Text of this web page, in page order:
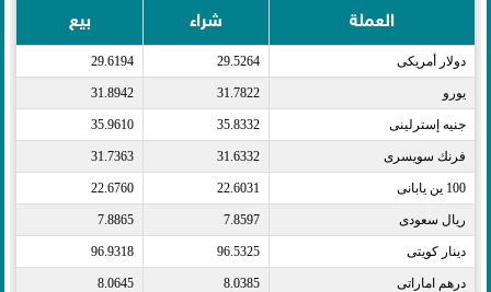
العملة شراء بيع
دولار أمريكى​ 29.5264
29.6194
يورو​ 31.7822
31.8942
جنيه إسترلينى​ 35.8332
35.9610
فرنك سويسرى​ 31.6332
31.7363
100 ين يابانى​ 22.6031
22.6760
ريال سعودى​ 7.8597
7.8865
دينار كويتى​ 96.5325
96.9318
درهم اماراتى​ 8.0385
8.0645